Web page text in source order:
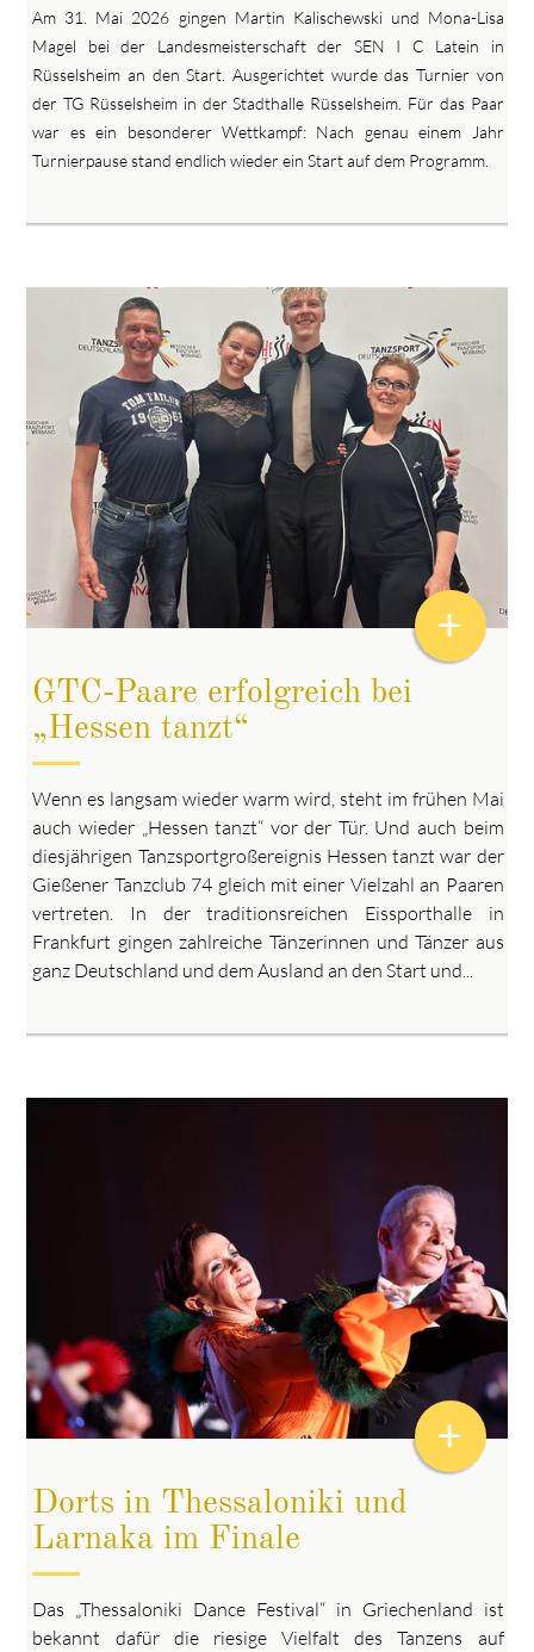
Am 31. Mai 2026 gingen Martin Kalischewski und Mona-Lisa
Magel bei der Landesmeisterschaft der SEN I C Latein in
Rüsselsheim an den Start. Ausgerichtet wurde das Turnier von
der TG Rüsselsheim in der Stadthalle Rüsselsheim. Für das Paar
war es ein besonderer Wettkampf: Nach genau einem Jahr
Turnierpause stand endlich wieder ein Start auf dem Programm.
GTC-Paare erfolgreich bei
„Hessen tanzt“
Wenn es langsam wieder warm wird, steht im frühen Mai
auch wieder „Hessen tanzt“ vor der Tür. Und auch beim
diesjährigen Tanzsportgroßereignis Hessen tanzt war der
Gießener Tanzclub 74 gleich mit einer Vielzahl an Paaren
vertreten. In der traditionsreichen Eissporthalle in
Frankfurt gingen zahlreiche Tänzerinnen und Tänzer aus
ganz Deutschland und dem Ausland an den Start und...
+
Dorts in Thessaloniki und
Larnaka im Finale
Das „Thessaloniki Dance Festival“ in Griechenland ist
bekannt dafür die riesige Vielfalt des Tanzens auf
+